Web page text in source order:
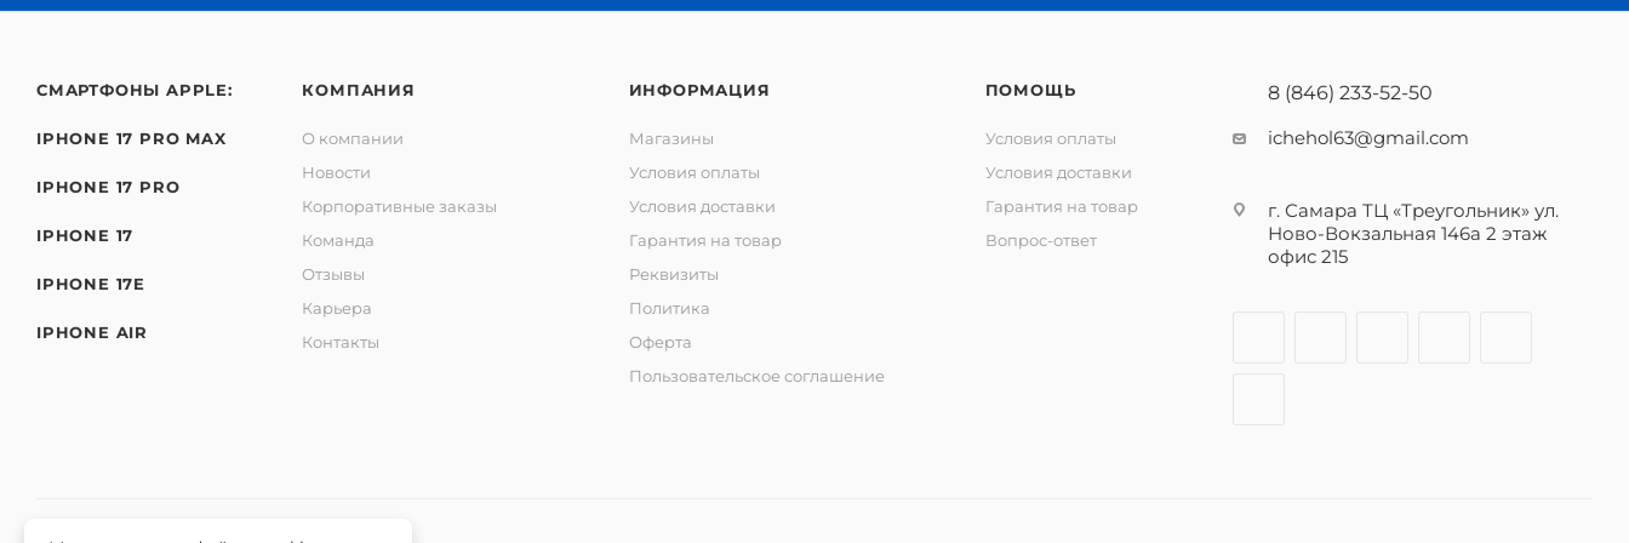
СМАРТФОНЫ APPLE:
IPHONE 17 PRO MAX
IPHONE 17 PRO
IPHONE 17
IPHONE 17E
IPHONE AIR
КОМПАНИЯ
О компании
Новости
Корпоративные заказы
Команда
Отзывы
Карьера
Контакты
ИНФОРМАЦИЯ
Магазины
Условия оплаты
Условия доставки
Гарантия на товар
Реквизиты
Политика
Оферта
Пользовательское соглашение
ПОМОЩЬ
Условия оплаты
Условия доставки
Гарантия на товар
Вопрос-ответ
8 (846) 233-52-50
ichehol63@gmail.com
г. Самара ТЦ «Треугольник» ул.
Ново-Вокзальная 146а 2 этаж
офис 215